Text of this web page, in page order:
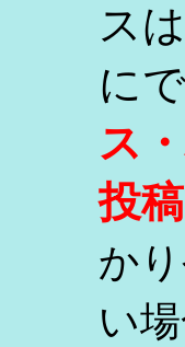
ス
に
ス
投
か
い